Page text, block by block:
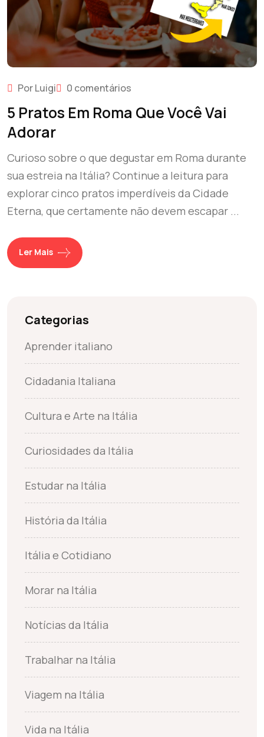
Por Luigi 0 comentários
5 Pratos Em Roma Que Você Vai
Adorar
Curioso sobre o que degustar em Roma durante
sua estreia na Itália? Continue a leitura para
explorar cinco pratos imperdíveis da Cidade
Eterna, que certamente não devem escapar ...
Ler Mais
Categorias
Aprender italiano
Cidadania Italiana
Cultura e Arte na Itália
Curiosidades da Itália
Estudar na Itália
História da Itália
Itália e Cotidiano
Morar na Itália
Notícias da Itália
Trabalhar na Itália
Viagem na Itália
Vida na Itália